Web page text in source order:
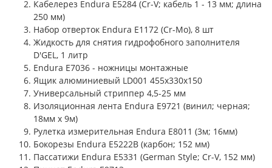
Кабелерез Endura E5284 (Cr-V; кабель 1 - 13 мм; длина
250 мм)
Набор отверток Endura E1172 (Cr-Mo), 8 шт
Жидкость для снятия гидрофобного заполнителя
D'GEL, 1 литр
Endura E7036 - ножницы монтажные
Ящик алюминиевый LD001 455х330х150
Универсальный стриппер 4,5-25 мм
Изоляционная лента Endura E9721 (винил; черная;
18мм x 9м)
Рулетка измерительная Endura E8011 (3м; 16мм)
Бокорезы Endura E5222B (карбон; 152 мм)
Пассатижи Endura E5331 (German Style; Cr-V, 152 мм)